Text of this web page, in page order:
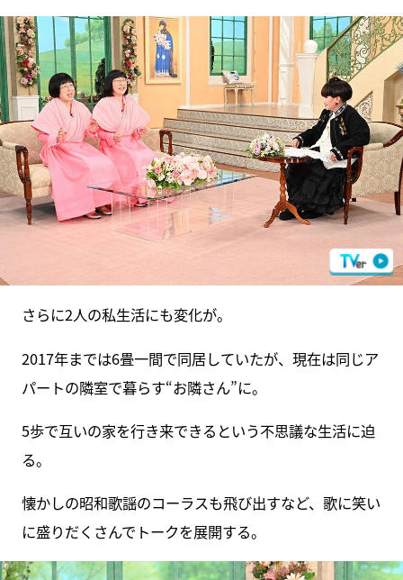
さらに2人の私生活にも変化が。
2017年までは6畳一間で同居していたが、現在は同じア
パートの隣室で暮らす“お隣さん”に。
5歩で互いの家を行き来できるという不思議な生活に迫
る。
懐かしの昭和歌謡のコーラスも飛び出すなど、歌に笑い
に盛りだくさんでトークを展開する。